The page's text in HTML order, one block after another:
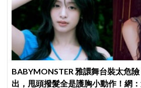
BABYMONSTER 雅譞舞台裝太危
出，甩頭撥髮全是護胸小動作！網